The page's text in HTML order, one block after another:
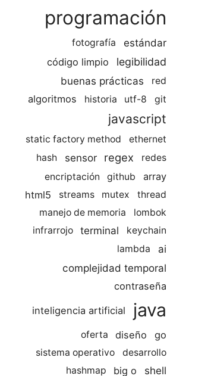
programación
fotografía estándar
código limpio
legibilidad
buenas prácticas
red
algoritmos historia utf-8 git
javascript
static factory method
ethernet
hash
sensor regex
redes
encriptación
github
array
html5
streams mutex
thread
manejo de memoria
lombok
infrarrojo
terminal
keychain
lambda
ai
complejidad temporal
contraseña
inteligencia artificial java
oferta diseño go
sistema operativo
desarrollo
hashmap
big o shell